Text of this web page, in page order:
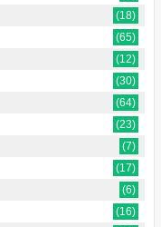
(18)
(65)
(12)
(30)
(64)
(23)
(7)
(17)
(6)
(16)